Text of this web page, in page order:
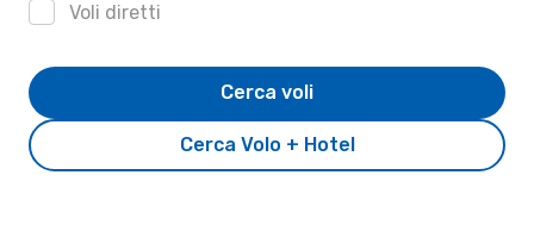
Voli diretti
Cerca Volo + Hotel
Cerca voli